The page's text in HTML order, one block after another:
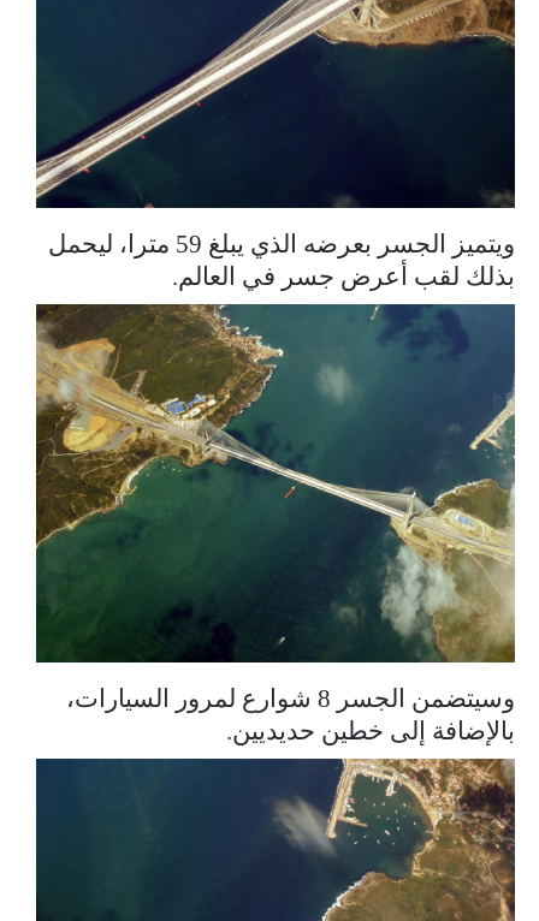
ويتميز الجسر بعرضه الذي يبلغ 59 مترا، ليحمل
بذلك لقب أعرض جسر في العالم.
وسيتضمن الجسر 8 شوارع لمرور السيارات،
بالإضافة إلى خطين حديديين.